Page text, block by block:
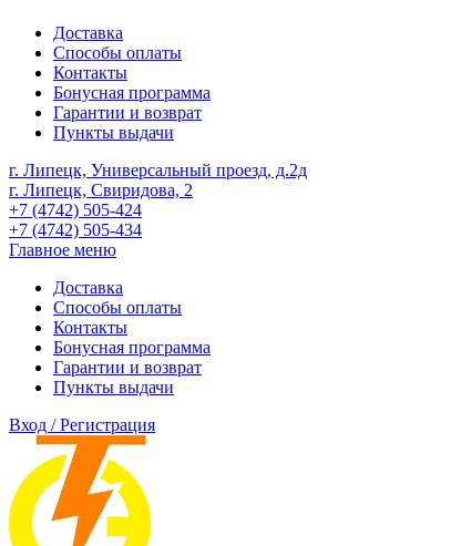
Доставка
Способы оплаты
Контакты
Бонусная программа
Гарантии и возврат
Пункты выдачи
г. Липецк, Универсальный проезд, д.2д
г. Липецк, Свиридова, 2
+7 (4742) 505-424
+7 (4742) 505-434
Главное меню
Доставка
Способы оплаты
Контакты
Бонусная программа
Гарантии и возврат
Пункты выдачи
Вход / Регистрация